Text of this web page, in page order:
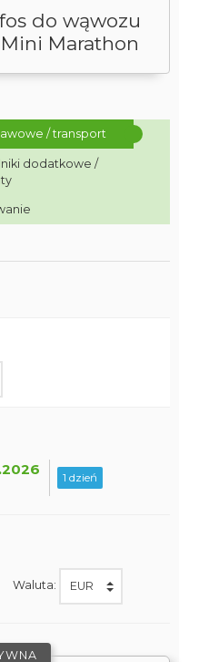
do wąwozu
Marathon
/ transport
dodatkowe /
1 dzień
Waluta: